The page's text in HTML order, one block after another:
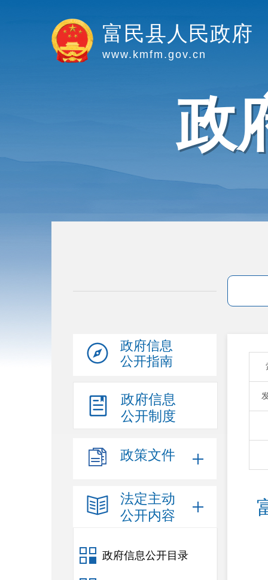
富民县人民政府
www.kmfm.gov.cn
政
政府信息
公开指南
政府信息
公开制度
政策文件
法定主动
公开内容
政府信息公开目录